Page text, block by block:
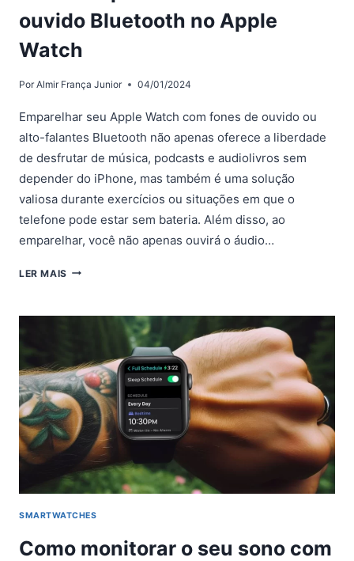
ouvido Bluetooth no Apple
Watch
Por Almir França Junior 04/01/2024
Emparelhar seu Apple Watch com fones de ouvido ou
alto-falantes Bluetooth não apenas oferece a liberdade
de desfrutar de música, podcasts e audiolivros sem
depender do iPhone, mas também é uma solução
valiosa durante exercícios ou situações em que o
telefone pode estar sem bateria. Além disso, ao
emparelhar, você não apenas ouvirá o áudio…
LER MAISCOMO
BLUETOOTH
NO
APPLE
WATCH
SMARTWATCHES
Como monitorar o seu sono com